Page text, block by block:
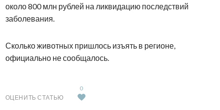
около 800 млн рублей на ликвидацию последствий
заболевания.
Сколько животных пришлось изъять в регионе,
официально не сообщалось.
ОЦЕНИТЬ СТАТЬЮ
0